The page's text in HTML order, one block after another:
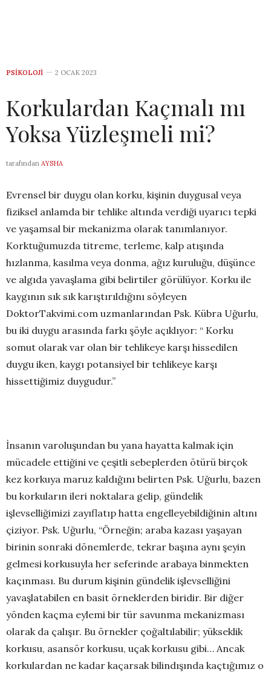
PSIKOLOJI 2 OCAK 2023
Korkulardan Kaçmalı mı
Yoksa Yüzleşmeli mi?
tarafından AYSHA
Evrensel bir duygu olan korku, kişinin duygusal veya
fiziksel anlamda bir tehlike altında verdiği uyarıcı tepki
ve yaşamsal bir mekanizma olarak tanımlanıyor.
Korktuğumuzda titreme, terleme, kalp atışında
hızlanma, kasılma veya donma, ağız kuruluğu, düşünce
ve algıda yavaşlama gibi belirtiler görülüyor. Korku ile
kaygının sık sık karıştırıldığını söyleyen
DoktorTakvimi.com uzmanlarından Psk. Kübra Uğurlu,
bu iki duygu arasında farkı şöyle açıklıyor: “ Korku
somut olarak var olan bir tehlikeye karşı hissedilen
duygu iken, kaygı potansiyel bir tehlikeye karşı
hissettiğimiz duygudur.”
İnsanın varoluşundan bu yana hayatta kalmak için
mücadele ettiğini ve çeşitli sebeplerden ötürü birçok
kez korkuya maruz kaldığını belirten Psk. Uğurlu, bazen
bu korkuların ileri noktalara gelip, gündelik
işlevselliğimizi zayıflatıp hatta engelleyebildiğinin altını
çiziyor. Psk. Uğurlu, “Örneğin; araba kazası yaşayan
birinin sonraki dönemlerde, tekrar başına aynı şeyin
gelmesi korkusuyla her seferinde arabaya binmekten
kaçınması. Bu durum kişinin gündelik işlevselliğini
yavaşlatabilen en basit örneklerden biridir. Bir diğer
yönden kaçma eylemi bir tür savunma mekanizması
olarak da çalışır. Bu örnekler çoğaltılabilir; yükseklik
korkusu, asansör korkusu, uçak korkusu gibi… Ancak
korkulardan ne kadar kaçarsak bilindışında kaçtığımız o